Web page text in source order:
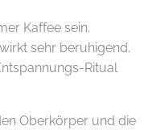
Kaffee sein.
sehr beruhigend.
Ritual
Oberkörper und die